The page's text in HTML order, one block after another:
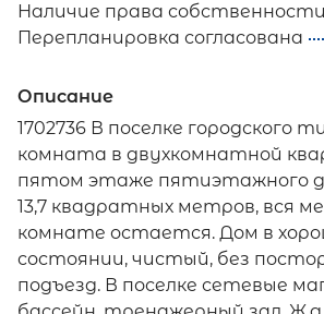
Наличие права собственности
Перепланировка согласована
Описание
1702736 В поселке городского
комната в двухкомнатной
пятом этаже пятиэтажного
13,7 квадратных метров, вся
комнате остается. Дом в
состоянии, чистый, без
подъезд. В поселке сетевые